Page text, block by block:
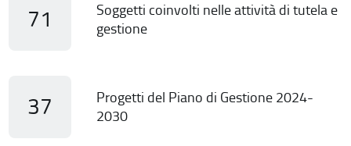
71
Soggetti coinvolti nelle attività di tutela e
gestione
37
Progetti del Piano di Gestione 2024-
2030